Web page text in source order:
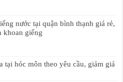
nước tại quận bình thạnh giá rẻ,
khoan giếng
tại hóc môn theo yêu cầu, giảm giá